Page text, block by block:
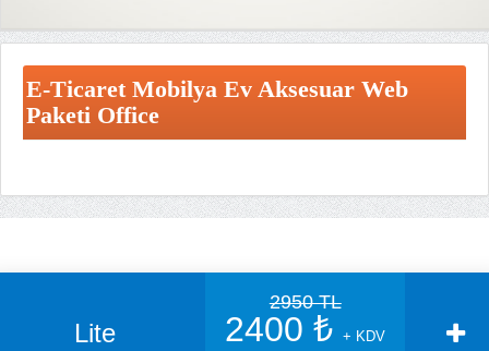
E-Ticaret Mobilya Ev Aksesuar Web
Paketi Office
Lite
2950 TL
2400 ₺+ KDV